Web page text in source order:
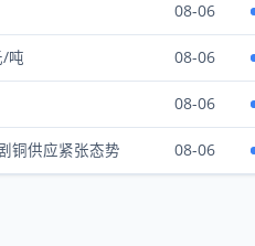
08-06
吨 08-06
08-06
铜供应紧张态势 08-06